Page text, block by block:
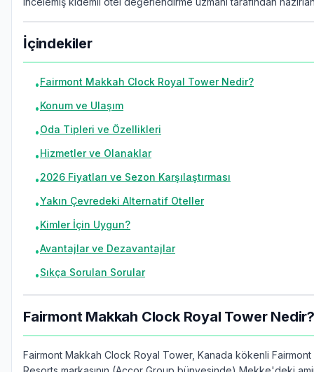
İçindekiler
•Fairmont Makkah Clock Royal Tower Nedir?
•Konum ve Ulaşım
•Oda Tipleri ve Özellikleri
•Hizmetler ve Olanaklar
•2026 Fiyatları ve Sezon Karşılaştırması
•Yakın Çevredeki Alternatif Oteller
•Kimler İçin Uygun?
•Avantajlar ve Dezavantajlar
•Sıkça Sorulan Sorular
Fairmont Makkah Clock Royal Tower Nedir?
Fairmont Makkah Clock Royal Tower, Kanada kökenli Fairmont